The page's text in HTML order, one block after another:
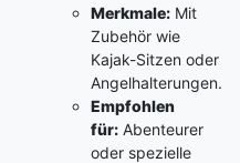
Merkmale:Mit
Zubehör wie
Kajak-Sitzen oder
Angelhalterungen.
Empfohlen
für:Abenteurer
oder spezielle